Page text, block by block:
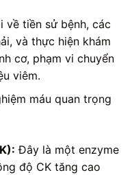
về tiền sử bệnh, các
và thực hiện khám
cơ, phạm vi chuyển
viêm.
máu quan trọng
Đây là một enzyme
độ CK tăng cao